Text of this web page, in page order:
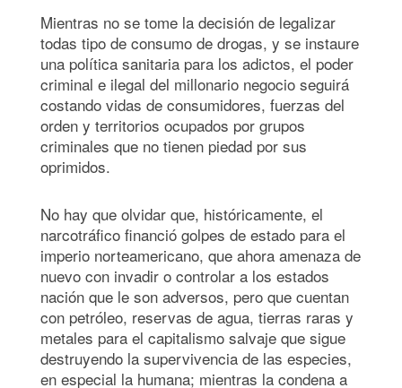
Mientras no se tome la decisión de legalizar
todas tipo de consumo de drogas, y se instaure
una política sanitaria para los adictos, el poder
criminal e ilegal del millonario negocio seguirá
costando vidas de consumidores, fuerzas del
orden y territorios ocupados por grupos
criminales que no tienen piedad por sus
oprimidos.
No hay que olvidar que, históricamente, el
narcotráfico financió golpes de estado para el
imperio norteamericano, que ahora amenaza de
nuevo con invadir o controlar a los estados
nación que le son adversos, pero que cuentan
con petróleo, reservas de agua, tierras raras y
metales para el capitalismo salvaje que sigue
destruyendo la supervivencia de las especies,
en especial la humana; mientras la condena a